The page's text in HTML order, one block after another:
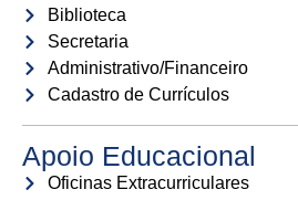
Biblioteca
Secretaria
Administrativo/Financeiro
Cadastro de Currículos
Apoio Educacional
Oficinas Extracurriculares